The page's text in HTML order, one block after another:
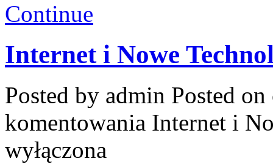
Continue
Internet i Nowe
Posted by admin Posted
komentowania Internet i
wyłączona